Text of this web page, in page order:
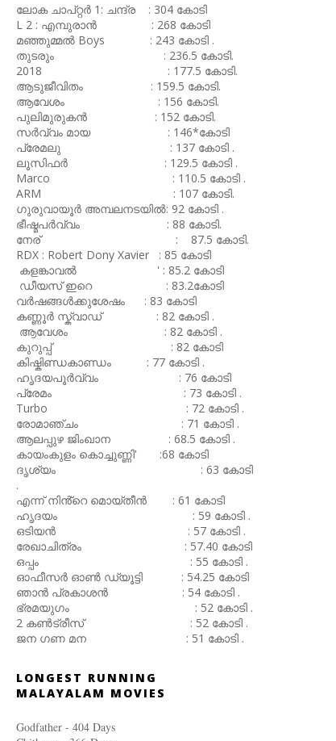
ലോക ചാപ്റ്റർ 1: ചന്ദ്ര : 304 കോടി
L 2 : എമ്പുരാൻ : 268 കോടി
മഞ്ഞുമ്മൽ Boys : 243 കോടി .
തുടരും : 236.5 കോടി.
2018 : 177.5 കോടി.
ആടുജീവിതം : 159.5 കോടി.
ആവേശം : 156 കോടി.
പുലിമുരുകൻ : 152 കോടി.
സർവ്വം മായ : 146*കോടി
പ്രേമലു : 137 കോടി .
ലൂസിഫർ : 129.5 കോടി .
Marco : 110.5 കോടി .
ARM : 107 കോടി.
ഗുരുവായൂർ അമ്പലനടയിൽ: 92 കോടി .
ഭീഷ്മപർവ്വം : 88 കോടി.
നേര് : 87.5 കോടി.
RDX : Robert Dony Xavier : 85 കോടി
കളങ്കാവൽ ' : 85.2 കോടി
ഡീയസ് ഇറെ : 83.2കോടി
വർഷങ്ങൾക്കുശേഷം : 83 കോടി
കണ്ണൂർ സ്ക്വാഡ് : 82 കോടി .
ആവേശം : 82 കോടി .
കുറുപ്പ് : 82 കോടി
കിഷ്കിണ്ഡകാണ്ഡം : 77 കോടി .
ഹൃദയപൂർവ്വം : 76 കോടി
പ്രേമം : 73 കോടി .
Turbo : 72 കോടി .
രോമാഞ്ചം : 71 കോടി .
ആലപ്പുഴ ജിംഖാന : 68.5 കോടി .
കായംകുളം കൊച്ചുണ്ണി' :68 കോടി
ദൃശ്യം : 63 കോടി
.
എന്ന് നിൻ്റെ മൊയ്തീൻ : 61 കോടി
ഹൃദയം : 59 കോടി .
ഒടിയൻ : 57 കോടി .
രേഖാചിത്രം : 57.40 കോടി
ഒപ്പം : 55 കോടി .
ഓഫീസർ ഓൺ ഡ്യൂട്ടി : 54.25 കോടി
ഞാൻ പ്രകാശൻ : 54 കോടി .
ഭ്രമയുഗം : 52 കോടി .
2 കൺട്രീസ് : 52 കോടി .
ജന ഗണ മന : 51 കോടി .
LONGEST RUNNING
MALAYALAM MOVIES
Godfather - 404 Days